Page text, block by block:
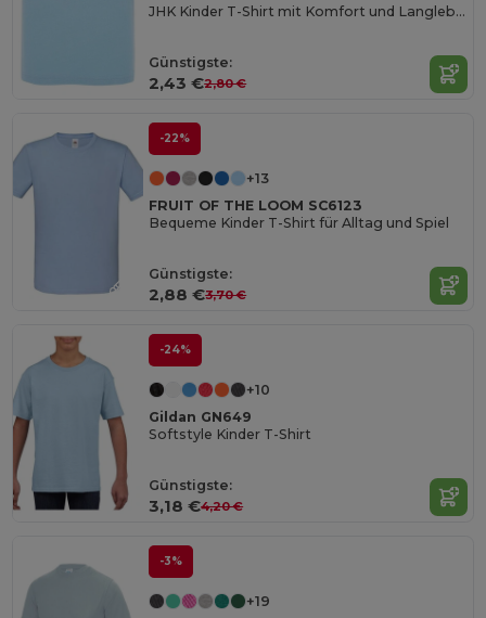
JHK Kinder T-Shirt mit Komfort und Langlebigkeit
Günstigste:
2,43 €2,80 €
-22%
+13
FRUIT OF THE LOOM SC6123
Bequeme Kinder T-Shirt für Alltag und Spiel
Günstigste:
2,88 €3,70 €
-24%
+10
Gildan GN649
Softstyle Kinder T-Shirt
Günstigste:
3,18 €4,20 €
-3%
+19